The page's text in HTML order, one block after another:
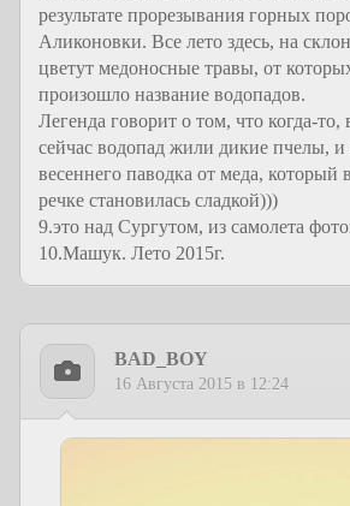
результате прорезывания горных
Аликоновки. Все лето здесь, на
цветут медоносные травы, от
произошло название водопадов.
Легенда говорит о том, что когда-то,
сейчас водопад жили дикие пчелы, и
весеннего паводка от меда, который
речке становилась сладкой)))
9.это над Сургутом, из самолета
10.Машук. Лето 2015г.
BAD_BOY
16 Августа 2015 в 12:24